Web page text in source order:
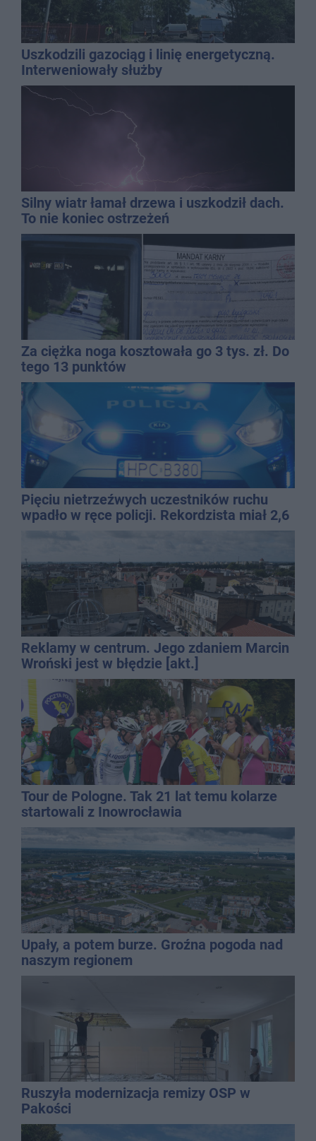
Uszkodzili gazociąg i linię energetyczną.
Interweniowały służby
Silny wiatr łamał drzewa i uszkodził dach.
To nie koniec ostrzeżeń
Za ciężka noga kosztowała go 3 tys. zł. Do
tego 13 punktów
Pięciu nietrzeźwych uczestników ruchu
wpadło w ręce policji. Rekordzista miał 2,6
Reklamy w centrum. Jego zdaniem Marcin
Wroński jest w błędzie [akt.]
Tour de Pologne. Tak 21 lat temu kolarze
startowali z Inowrocławia
Upały, a potem burze. Groźna pogoda nad
naszym regionem
Ruszyła modernizacja remizy OSP w
Pakości